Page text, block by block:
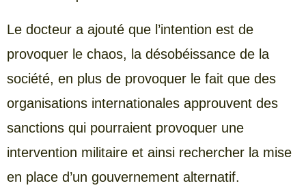
Le docteur a ajouté que l’intention est de
provoquer le chaos, la désobéissance de la
société, en plus de provoquer le fait que des
organisations internationales approuvent des
sanctions qui pourraient provoquer une
intervention militaire et ainsi rechercher la mise
en place d’un gouvernement alternatif.